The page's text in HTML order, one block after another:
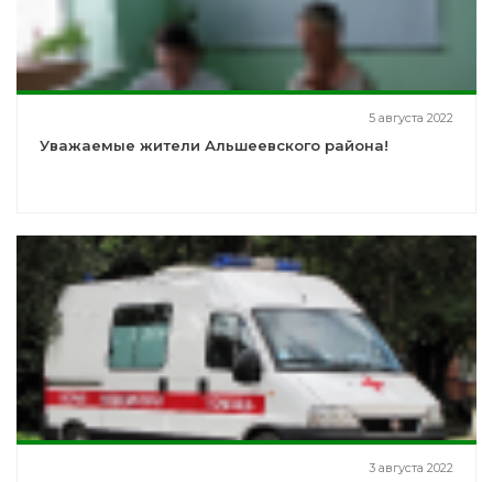
5 августа 2022
Уважаемые жители Альшеевского района!
3 августа 2022